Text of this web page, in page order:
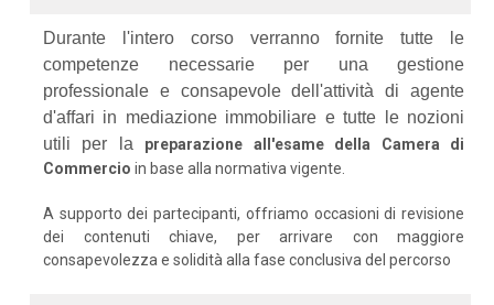
Durante l'intero corso verranno fornite tutte le
competenze necessarie per una gestione
professionale e consapevole dell'attività di agente
d'affari in mediazione immobiliare e tutte le nozioni
utili per la preparazione all'esame della Camera di
Commercio in base alla normativa vigente.
A supporto dei partecipanti, offriamo occasioni di revisione
dei contenuti chiave, per arrivare con maggiore
consapevolezza e solidità alla fase conclusiva del percorso